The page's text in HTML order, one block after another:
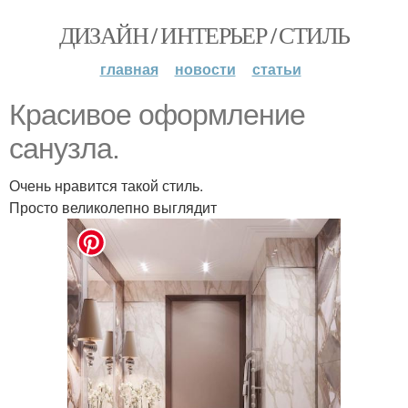
ДИЗАЙН / ИНТЕРЬЕР / СТИЛЬ
главная новости статьи
Красивое оформление
санузла.
Очень нравится такой стиль.
Просто великолепно выглядит